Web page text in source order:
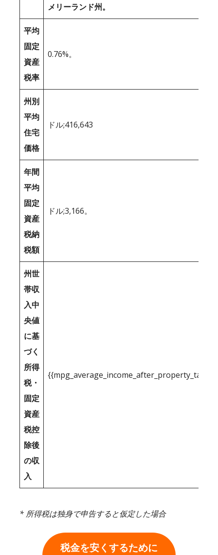
メリーランド州。
平均
固定
資産
税率
0.76%。
州別
平均
住宅
価格
ドル;416,643
年間
平均
固定
資産
税納
税額
ドル;3,166。
州世
帯収
入中
央値
に基
づく
所得
税・
固定
資産
税控
除後
の収
入
* 所得税は独身で申告すると仮定した場合
税金を安くするために